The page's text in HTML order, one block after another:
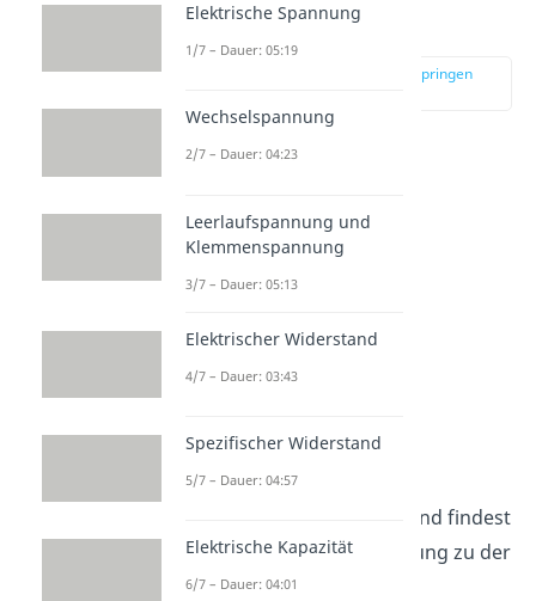
Verschiedenheiten.
zur Stelle im Video springen
Reihenschaltung
Beginnen wir mit der
Reihenschaltung
. Anschließend findest
du noch eine kurze Erklärung zu der
Reihenschaltung von
Elektrische Spannung
1/7 – Dauer: 05:19
Wechselspannung
2/7 – Dauer: 04:23
Leerlaufspannung und
Klemmenspannung
3/7 – Dauer: 05:13
Elektrischer Widerstand
4/7 – Dauer: 03:43
Spezifischer Widerstand
5/7 – Dauer: 04:57
Elektrische Kapazität
6/7 – Dauer: 04:01